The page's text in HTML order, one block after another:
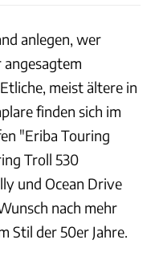
anlegen, wer
meist ältere in
finden sich im
"Eriba Touring
Troll 530
und Ocean Drive
nach mehr
Stil der 50er Jahre.